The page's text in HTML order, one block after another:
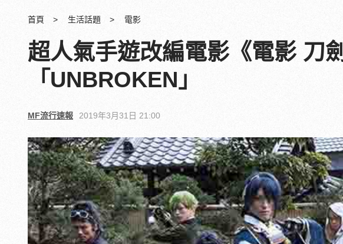
首頁 生活話題 電影
超人氣手遊改編電影《電影 刀
「UNBROKEN」
MF流行速報 2019年3月31日 21:00